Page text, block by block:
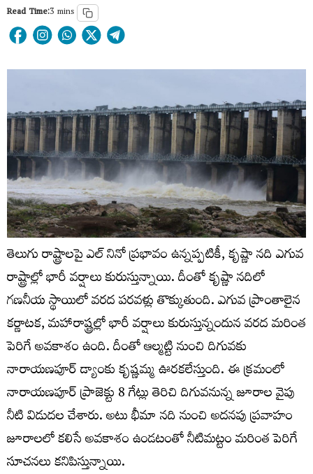
Read Time:3 mins
తెలుగు రాష్ట్రాలపై ఎల్ నినో ప్రభావం ఉన్నప్పటికీ, కృష్ణా నది ఎగువ
రాష్ట్రాల్లో భారీ వర్షాలు కురుస్తున్నాయి. దీంతో కృష్ణా నదిలో
గణనీయ స్థాయిలో వరద పరవళ్లు తొక్కుతుంది. ఎగువ ప్రాంతాలైన
కర్ణాటక, మహారాష్ట్రల్లో భారీ వర్షాలు కురుస్తున్నందున వరద మరింత
పెరిగే అవకాశం ఉంది. దీంతో ఆల్మట్టి నుంచి‌ దిగువకు
నారాయణపూర్‌ డ్యాంకు కృష్ణమ్మ ఊరకలేస్తుంది. ఈ క్రమంలో
నారాయణపూర్‌ ప్రాజెక్టు 8 గేట్లు తెరిచి దిగువనున్న జూరాల వైపు
నీటి విడుదల చేశారు. అటు భీమా నది నుంచి అదనపు ప్రవాహం
జూరాలలో కలిసే అవకాశం ఉండటంతో నీటిమట్టం మరింత పెరిగే
సూచనలు కనిపిస్తున్నాయి.